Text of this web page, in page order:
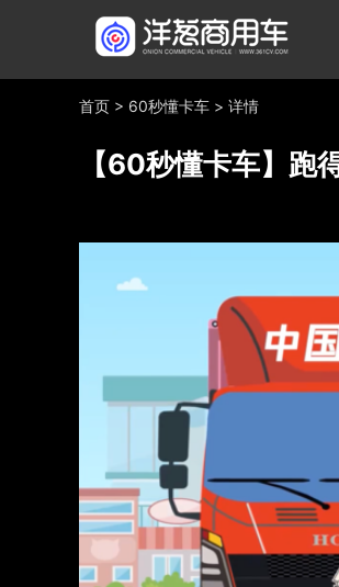
首页 > 60秒懂卡车 > 详情
【60秒懂卡车】跑